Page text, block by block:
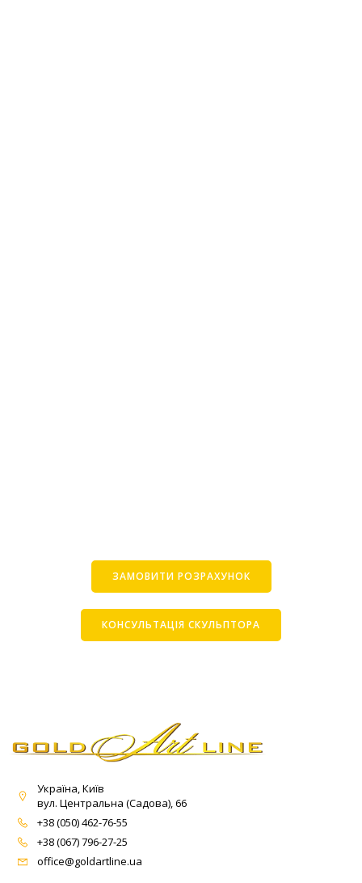
ЗАМОВИТИ РОЗРАХУНОК
КОНСУЛЬТАЦІЯ СКУЛЬПТОРА
Україна, Київ
вул. Центральна (Садова), 66
+38 (050) 462-76-55
+38 (067) 796-27-25
office@goldartline.ua